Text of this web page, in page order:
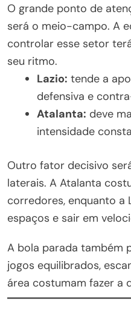
O grande ponto de
será o meio-campo. A
controlar esse setor
seu ritmo.
Lazio: tende a
defensiva e
Atalanta: deve
intensidade
Outro fator decisivo
laterais. A Atalanta
corredores, enquanto a
espaços e sair em
A bola parada também
jogos equilibrados,
área costumam fazer a